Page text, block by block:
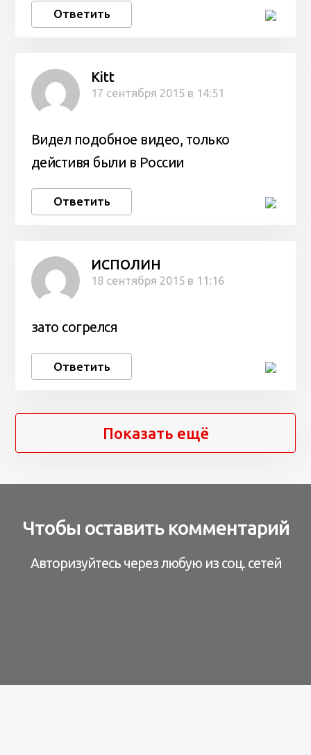
Ответить
Kitt
17 сентября 2015 в 14:51
Видел подобное видео, только
дейстивя были в России
Ответить
ИСПОЛИН
18 сентября 2015 в 11:16
зато согрелся
Ответить
Показать ещё
Чтобы оставить комментарий
Авторизуйтесь через любую из соц. сетей